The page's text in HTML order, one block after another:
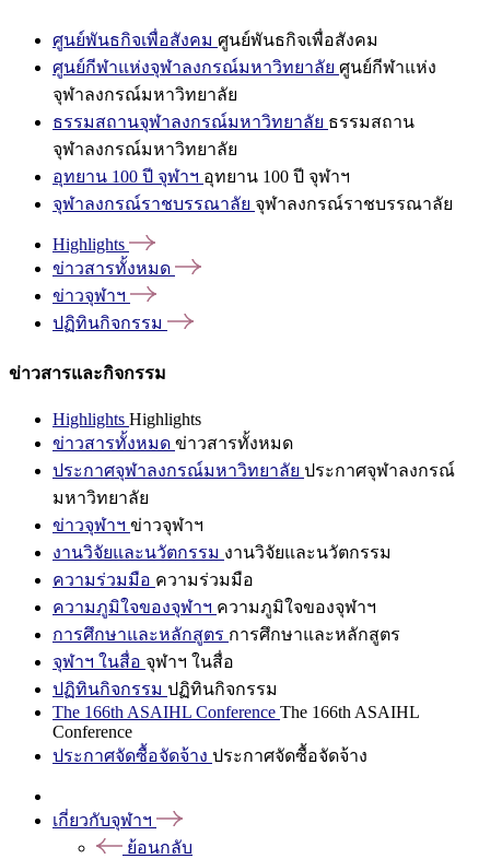
ศูนย์พันธกิจเพื่อสังคม ศูนย์พันธกิจเพื่อสังคม
ศูนย์กีฬาแห่งจุฬาลงกรณ์มหาวิทยาลัย ศูนย์กีฬาแห่ง
จุฬาลงกรณ์มหาวิทยาลัย
ธรรมสถานจุฬาลงกรณ์มหาวิทยาลัย ธรรมสถาน
จุฬาลงกรณ์มหาวิทยาลัย
อุทยาน 100 ปี จุฬาฯ อุทยาน 100 ปี จุฬาฯ
จุฬาลงกรณ์ราชบรรณาลัย จุฬาลงกรณ์ราชบรรณาลัย
Highlights
ข่าวสารทั้งหมด
ข่าวจุฬาฯ
ปฏิทินกิจกรรม
ข่าวสารและกิจกรรม
Highlights Highlights
ข่าวสารทั้งหมด ข่าวสารทั้งหมด
ประกาศจุฬาลงกรณ์มหาวิทยาลัย ประกาศจุฬาลงกรณ์
มหาวิทยาลัย
ข่าวจุฬาฯ ข่าวจุฬาฯ
งานวิจัยและนวัตกรรม งานวิจัยและนวัตกรรม
ความร่วมมือ ความร่วมมือ
ความภูมิใจของจุฬาฯ ความภูมิใจของจุฬาฯ
การศึกษาและหลักสูตร การศึกษาและหลักสูตร
จุฬาฯ ในสื่อ จุฬาฯ ในสื่อ
ปฏิทินกิจกรรม ปฏิทินกิจกรรม
The 166th ASAIHL Conference The 166th ASAIHL
Conference
ประกาศจัดซื้อจัดจ้าง ประกาศจัดซื้อจัดจ้าง
เกี่ยวกับจุฬาฯ
ย้อนกลับ